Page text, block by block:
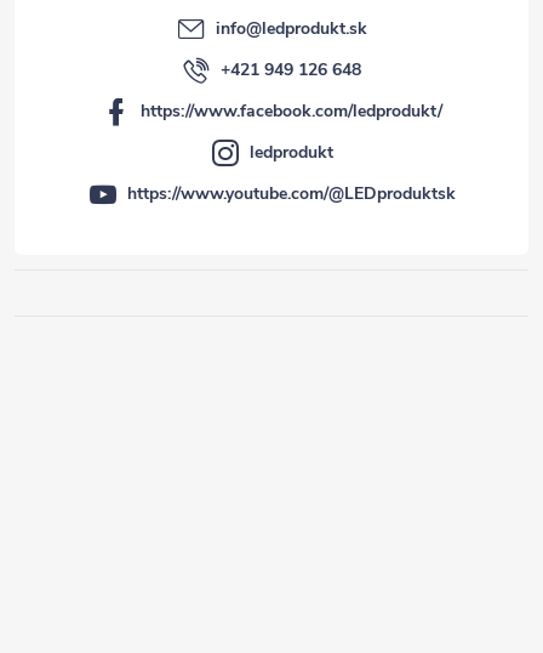
info@ledprodukt.sk
+421 949 126 648
https://www.facebook.com/ledprodukt/
ledprodukt
https://www.youtube.com/@LEDproduktsk